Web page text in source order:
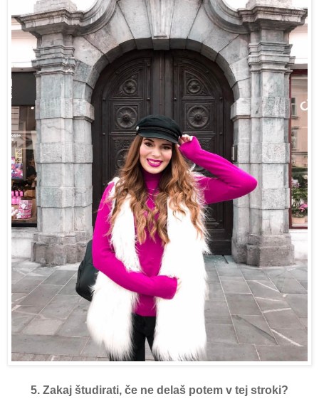
5. Zakaj študirati, če ne delaš potem v tej stroki?